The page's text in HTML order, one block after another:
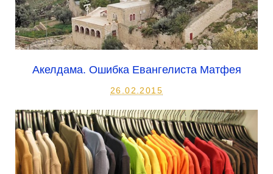
Акелдама. Ошибка Евангелиста Матфея
26.02.2015